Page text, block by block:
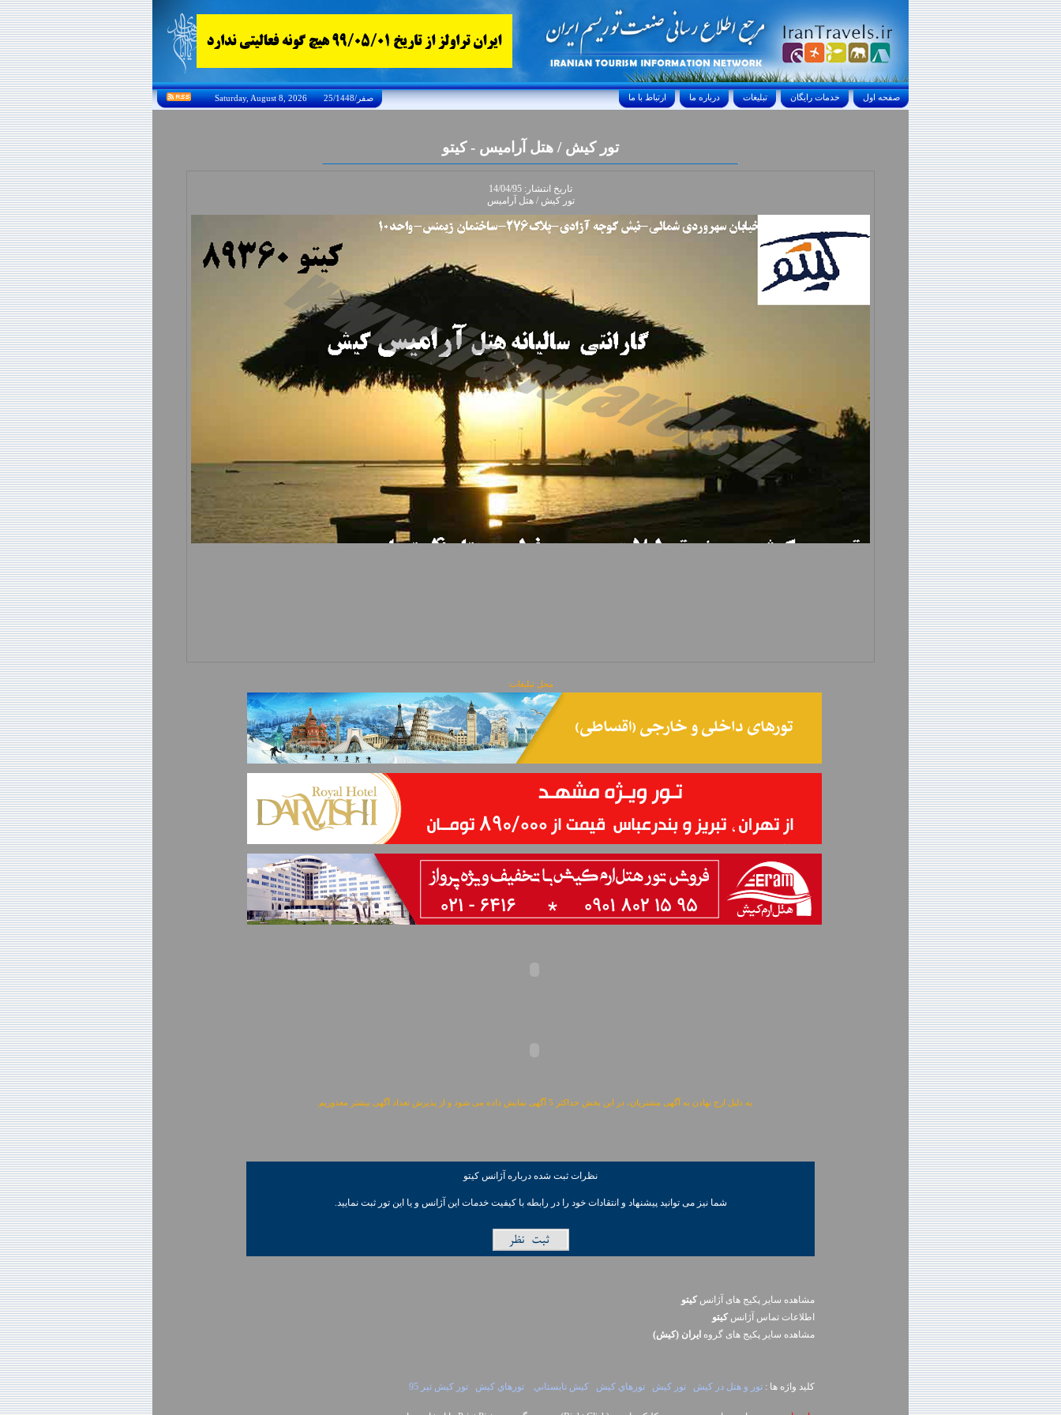
Saturday, August 8, 2026 25/صفر/1448 ارتباط با ما درباره ما تبليغات خدمات رايگان صفحه اول
تور کيش / هتل آراميس - کيتو
تاريخ انتشار: 14/04/95
تور کيش / هتل آراميس
محل تبلیغات:
به دلیل ارج نهادن به آگهی مشتریان، در این بخش حداکثر 5 آگهی نمایش داده می شود و از پذیرش تعداد آگهی بیشتر معذوریم.
نظرات ثبت شده درباره آژانس کيتو
شما نيز می توانيد پیشنهاد و انتقادات خود را در رابطه با کیفیت خدمات این آژانس و یا این تور ثبت نمایید.
مشاهده سایر پکیج های آژانس کيتو
اطلاعات تماس آژانس کيتو
مشاهده سایر پکيج های گروه ايران (کيش)
کلید واژه ها : تور و هتل در کيش تور کيش تورهاي کيش کيش تابستاني تورهاي کيش تور کيش تير 95